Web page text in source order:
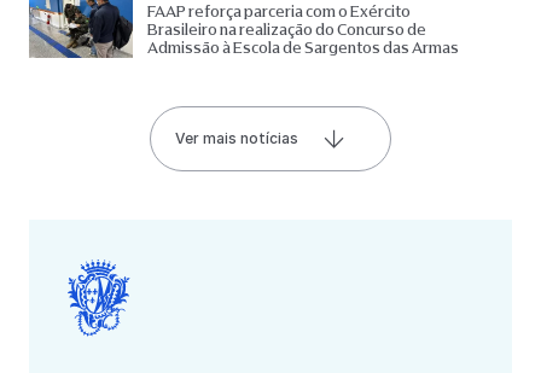
FAAP reforça parceria com o Exército
Brasileiro na realização do Concurso de
Admissão à Escola de Sargentos das Armas
Ver mais notícias